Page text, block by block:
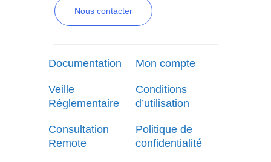
Nous contacter
Documentation
Veille
Réglementaire
Consultation
Remote
Mon compte
Conditions
d’utilisation
Politique de
confidentialité